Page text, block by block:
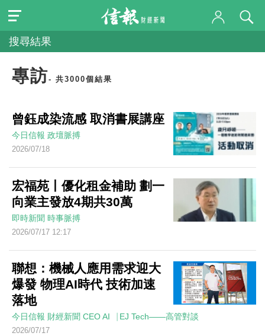
搜尋結果
專訪- 共3000個結果
曾鈺成染流感 取消書展講座
今日信報 政壇脈搏
2026/07/18
宏福苑丨優化租金補助 劃一
向業主發放4期共30萬
即時新聞 時事脈搏
2026/07/17 12:17
聯想：機械人應用需求迎大
爆發 物理AI時代 技術加速
落地
今日信報 財經新聞 CEO AI⎹ EJ Tech——高管對談
2026/07/17